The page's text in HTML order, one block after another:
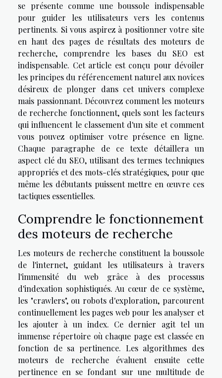
se présente comme une boussole indispensable
pour guider les utilisateurs vers les contenus
pertinents. Si vous aspirez à positionner votre site
en haut des pages de résultats des moteurs de
recherche, comprendre les bases du SEO est
indispensable. Cet article est conçu pour dévoiler
les principes du référencement naturel aux novices
désireux de plonger dans cet univers complexe
mais passionnant. Découvrez comment les moteurs
de recherche fonctionnent, quels sont les facteurs
qui influencent le classement d'un site et comment
vous pouvez optimiser votre présence en ligne.
Chaque paragraphe de ce texte détaillera un
aspect clé du SEO, utilisant des termes techniques
appropriés et des mots-clés stratégiques, pour que
même les débutants puissent mettre en œuvre ces
tactiques essentielles.
Comprendre le fonctionnement
des moteurs de recherche
Les moteurs de recherche constituent la boussole
de l'internet, guidant les utilisateurs à travers
l'immensité du web grâce à des processus
d'indexation sophistiqués. Au cœur de ce système,
les "crawlers", ou robots d'exploration, parcourent
continuellement les pages web pour les analyser et
les ajouter à un index. Ce dernier agit tel un
immense répertoire où chaque page est classée en
fonction de sa pertinence. Les algorithmes des
moteurs de recherche évaluent ensuite cette
pertinence en se fondant sur une multitude de